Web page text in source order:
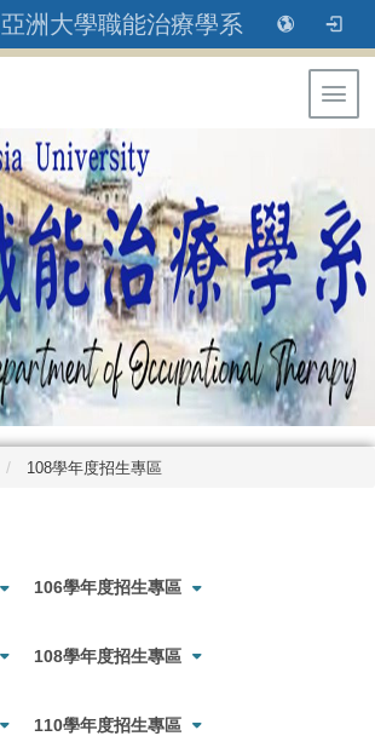
亞洲大學職能治療學系
108學年度招生專區
106學年度招生專區
108學年度招生專區
110學年度招生專區